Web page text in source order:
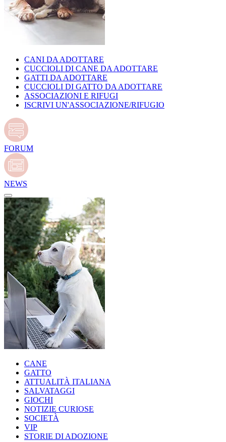
CANI DA ADOTTARE
CUCCIOLI DI CANE DA ADOTTARE
GATTI DA ADOTTARE
CUCCIOLI DI GATTO DA ADOTTARE
ASSOCIAZIONI E RIFUGI
ISCRIVI UN'ASSOCIAZIONE/RIFUGIO
FORUM
NEWS
CANE
GATTO
ATTUALITÀ ITALIANA
SALVATAGGI
GIOCHI
NOTIZIE CURIOSE
SOCIETÀ
VIP
STORIE DI ADOZIONE